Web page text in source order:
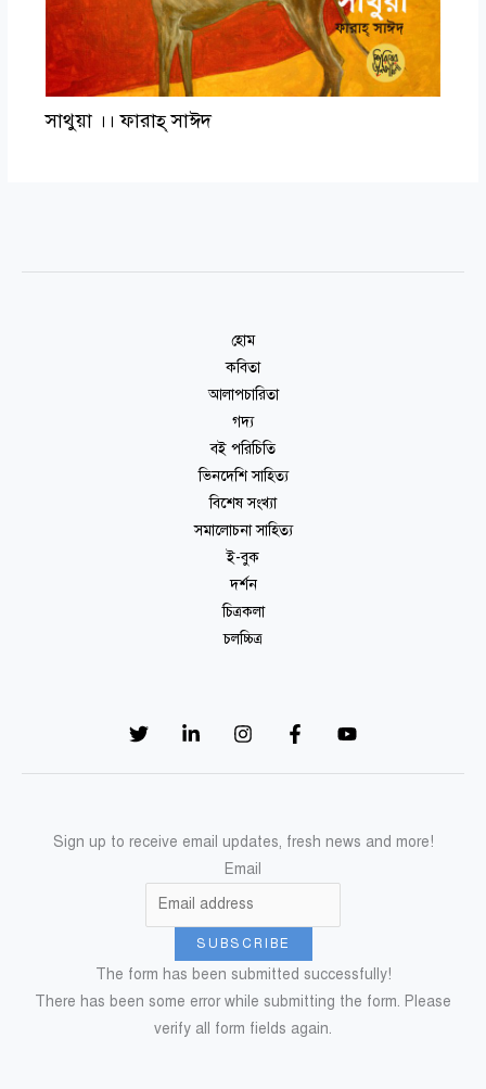
সাথুয়া ।। ফারাহ্ সাঈদ
হোম
কবিতা
আলাপচারিতা
গদ্য
বই পরিচিতি
ভিনদেশি সাহিত্য
বিশেষ সংখ্যা
সমালোচনা সাহিত্য
ই-বুক
দর্শন
চিত্রকলা
চলচ্চিত্র
Sign up to receive email updates, fresh news and more!
Email
SUBSCRIBE
The form has been submitted successfully!
There has been some error while submitting the form. Please
verify all form fields again.